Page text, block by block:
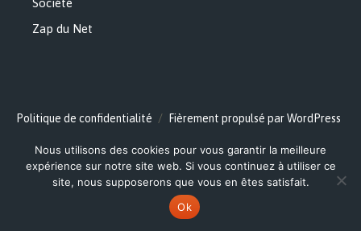
Zap du Net
Politique de confidentialité Fièrement propulsé par WordPress
Nous utilisons des cookies pour vous garantir la meilleure
expérience sur notre site web. Si vous continuez à utiliser ce
site, nous supposerons que vous en êtes satisfait.
Ok